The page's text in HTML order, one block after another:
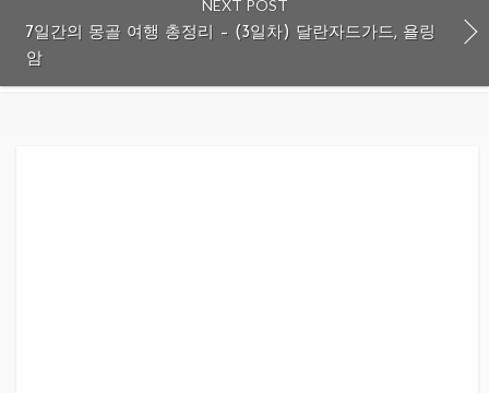
NEXT POST
7일간의 몽골 여행 총정리 – (3일차) 달란자드가드, 욜링
암